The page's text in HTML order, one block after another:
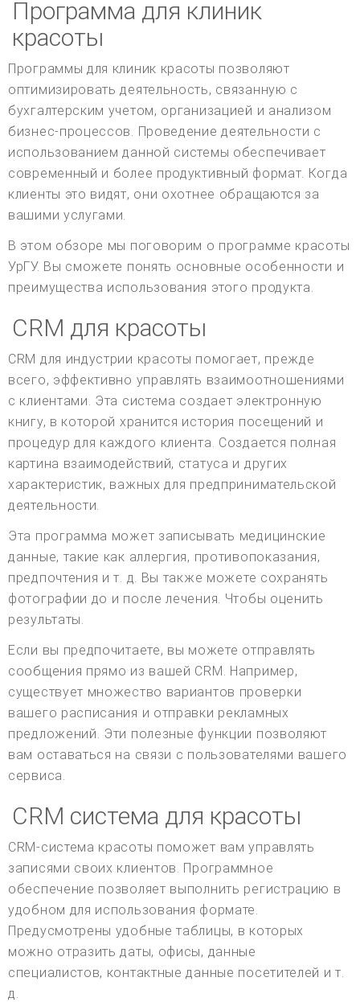
Программа для клиник
красоты
Программы для клиник красоты позволяют
оптимизировать деятельность, связанную с
бухгалтерским учетом, организацией и анализом
бизнес-процессов. Проведение деятельности с
использованием данной системы обеспечивает
современный и более продуктивный формат. Когда
клиенты это видят, они охотнее обращаются за
вашими услугами.
В этом обзоре мы поговорим о программе красоты
УрГУ. Вы сможете понять основные особенности и
преимущества использования этого продукта.
CRM для красоты
CRM для индустрии красоты помогает, прежде
всего, эффективно управлять взаимоотношениями
с клиентами. Эта система создает электронную
книгу, в которой хранится история посещений и
процедур для каждого клиента. Создается полная
картина взаимодействий, статуса и других
характеристик, важных для предпринимательской
деятельности.
Эта программа может записывать медицинские
данные, такие как аллергия, противопоказания,
предпочтения и т. д. Вы также можете сохранять
фотографии до и после лечения. Чтобы оценить
результаты.
Если вы предпочитаете, вы можете отправлять
сообщения прямо из вашей CRM. Например,
существует множество вариантов проверки
вашего расписания и отправки рекламных
предложений. Эти полезные функции позволяют
вам оставаться на связи с пользователями вашего
сервиса.
CRM система для красоты
CRM-система красоты поможет вам управлять
записями своих клиентов. Программное
обеспечение позволяет выполнить регистрацию в
удобном для использования формате.
Предусмотрены удобные таблицы, в которых
можно отразить даты, офисы, данные
специалистов, контактные данные посетителей и т.
д.